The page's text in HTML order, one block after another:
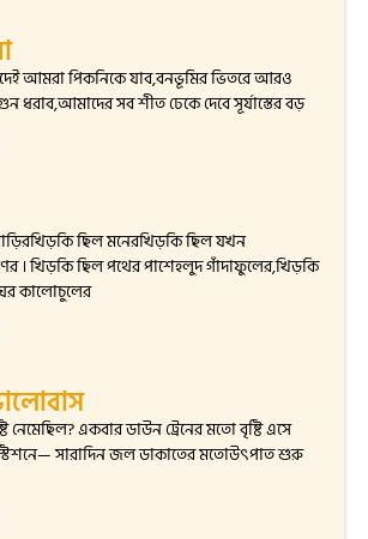
আমরা পিকনিকে যাব,বনভূমির ভিতরে আরও
ধরাব,আমাদের সব শীত ঢেকে দেবে সূর্যাস্তের বড়
ছিল মনেরখিড়কি ছিল যখন
। খিড়কি ছিল পথের পাশেহলুদ গাঁদাফুলের,খিড়কি
কালোচুলের
একবার ডাউন ট্রেনের মতো বৃষ্টি এসে
সারাদিন জল ডাকাতের মতোউৎপাত শুরু